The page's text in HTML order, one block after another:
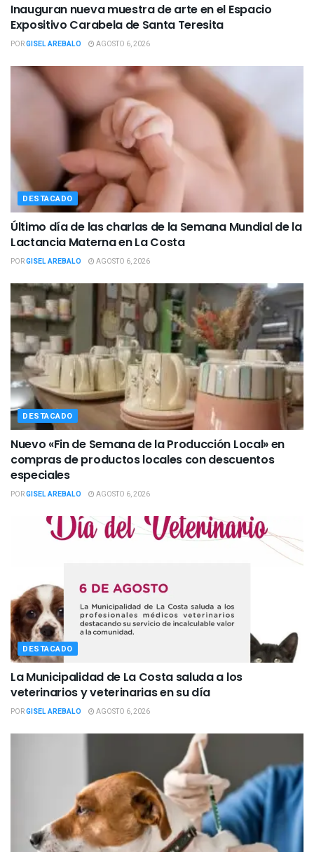
Inauguran nueva muestra de arte en el Espacio
Expositivo Carabela de Santa Teresita
PORGISEL AREBALO AGOSTO 6, 2026
DESTACADO
Último día de las charlas de la Semana Mundial de la
Lactancia Materna en La Costa
PORGISEL AREBALO AGOSTO 6, 2026
DESTACADO
Nuevo «Fin de Semana de la Producción Local» en
compras de productos locales con descuentos
especiales
PORGISEL AREBALO AGOSTO 6, 2026
DESTACADO
La Municipalidad de La Costa saluda a los
veterinarios y veterinarias en su día
PORGISEL AREBALO AGOSTO 6, 2026